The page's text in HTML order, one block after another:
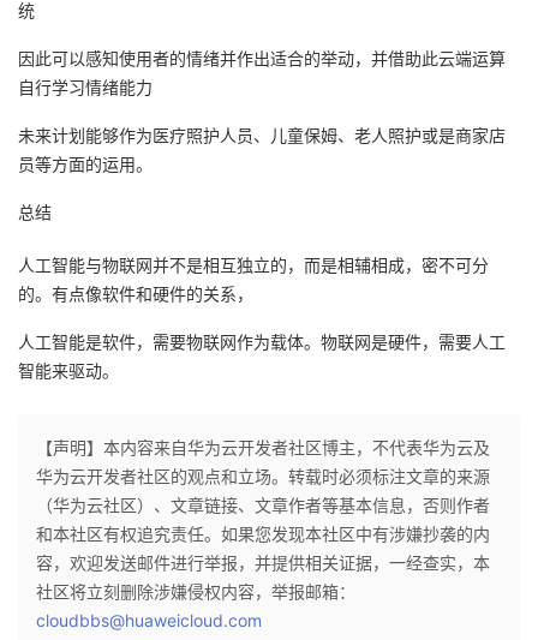
统
因此可以感知使用者的情绪并作出适合的举动，并借助此云端运算
自行学习情绪能力
未来计划能够作为医疗照护人员、儿童保姆、老人照护或是商家店
员等方面的运用。
总结
人工智能与物联网并不是相互独立的，而是相辅相成，密不可分
的。有点像软件和硬件的关系，
人工智能是软件，需要物联网作为载体。物联网是硬件，需要人工
智能来驱动。
【声明】本内容来自华为云开发者社区博主，不代表华为云及
华为云开发者社区的观点和立场。转载时必须标注文章的来源
（华为云社区）、文章链接、文章作者等基本信息，否则作者
和本社区有权追究责任。如果您发现本社区中有涉嫌抄袭的内
容，欢迎发送邮件进行举报，并提供相关证据，一经查实，本
社区将立刻删除涉嫌侵权内容，举报邮箱：
cloudbbs@huaweicloud.com